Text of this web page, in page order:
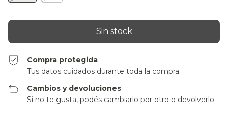
Compra protegida
Tus datos cuidados durante toda la compra.
Cambios y devoluciones
Si no te gusta, podés cambiarlo por otro o devolverlo.